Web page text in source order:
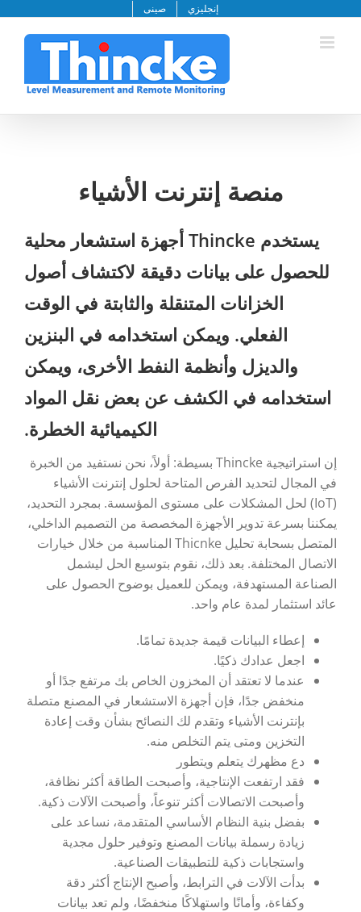
المحتوى
إنجليزي صينى
منصة إنترنت الأشياء
يستخدم Thincke أجهزة استشعار محلية
للحصول على بيانات دقيقة لاكتشاف أصول
الخزانات المتنقلة والثابتة في الوقت
الفعلي. ويمكن استخدامه في البنزين
والديزل وأنظمة النفط الأخرى، ويمكن
استخدامه في الكشف عن بعض نقل المواد
الكيميائية الخطرة.
إن استراتيجية Thincke بسيطة: أولاً، نحن نستفيد من الخبرة
في المجال لتحديد الفرص المتاحة لحلول إنترنت الأشياء
(IoT) لحل المشكلات على مستوى المؤسسة. بمجرد التحديد،
يمكننا بسرعة تدوير الأجهزة المخصصة من التصميم الداخلي،
المتصل بسحابة تحليل Thicnke المناسبة من خلال خيارات
الاتصال المختلفة. بعد ذلك، نقوم بتوسيع الحل ليشمل
الصناعة المستهدفة، ويمكن للعميل بوضوح الحصول على
عائد استثمار لمدة عام واحد.
إعطاء البيانات قيمة جديدة تمامًا.
اجعل عدادك ذكيًا.
عندما لا تعتقد أن المخزون الخاص بك مرتفع جدًا أو
منخفض جدًا، فإن أجهزة الاستشعار في المصنع متصلة
بإنترنت الأشياء وتقدم لك النصائح بشأن وقت إعادة
التخزين ومتى يتم التخلص منه.
دع مظهرك يتعلم ويتطور
فقد ارتفعت الإنتاجية، وأصبحت الطاقة أكثر نظافة،
وأصبحت الاتصالات أكثر تنوعاً، وأصبحت الآلات ذكية.
بفضل بنية النظام الأساسي المتقدمة، نساعد على
زيادة رسملة بيانات المصنع وتوفير حلول مجدية
واستجابات ذكية للتطبيقات الصناعية.
بدأت الآلات في الترابط، وأصبح الإنتاج أكثر دقة
وكفاءة، وأمانًا واستهلاكًا منخفضًا، ولم تعد بيانات